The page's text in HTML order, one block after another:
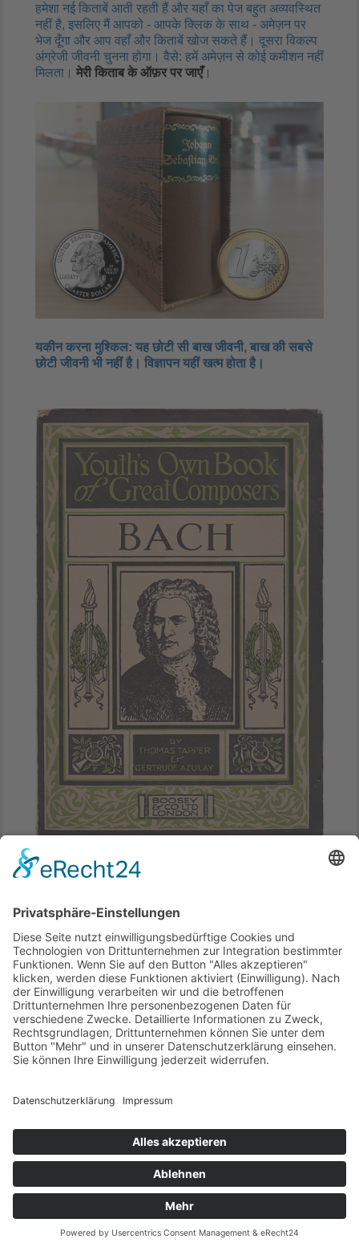
हमेशा नई किताबें आती रहती हैं और यहाँ का पेज बहुत अव्यवस्थित
नहीं है, इसलिए मैं आपको - आपके क्लिक के साथ - अमेज़न पर
भेज दूँगा और आप वहाँ और किताबें खोज सकते हैं। दूसरा विकल्प
अंग्रेजी जीवनी चुनना होगा। वैसे: हमें अमेज़न से कोई कमीशन नहीं
मिलता। मेरी किताब के ऑफ़र पर जाएँ।
यकीन करना मुश्किल: यह छोटी सी बाख जीवनी, बाख की सबसे
छोटी जीवनी भी नहीं है। विज्ञापन यहीं खत्म होता है।​
जोहान सेबेस्टियन बाख के बारे में एक और जीवनी। सदियों
पुरानी। इसमें चिपकी हुई तस्वीरें हैं। साथ ही, "इसे खुद से
सिलने" के लिए एक मैनुअल भी है। ईमानदारी से कहूँ तो।​
जोहान सेबेस्टियन बाख का संगीत
बाख के सभी सर्वश्रेष्ठ वैज्ञानिकों का मानना ​​है कि एक समय में
संगीत रचनाएँ ही जानी और संरक्षित हैं। बाख का जीवन संगीत
था। जोहान सेबेस्टियन बाख की रचनाओं से अपना पहला परिचय
प्राप्त करें। इस वेबसाइट पर। बाख का सर्वश्रेष्ठ संग्रह है: उनके
द्वारा रचित संगीत के सबसे प्रसिद्ध और सबसे लोकप्रिय अंश।
333 सेकंड में बाख के 33 अंश। बाख के प्रशंसकों के लिए ...
इतनी जल्दी ... यह वास्तव में बहुत बुरा है।